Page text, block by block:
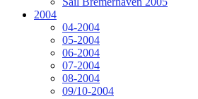
2004
04-2004
05-2004
06-2004
07-2004
08-2004
09/10-2004